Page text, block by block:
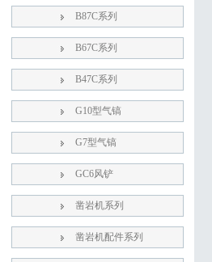
B87C系列
B67C系列
B47C系列
G10型气镐
G7型气镐
GC6风铲
凿岩机系列
凿岩机配件系列